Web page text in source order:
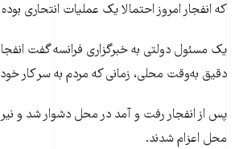
که انفجار امروز احتمالا يک عمليات انتحاری
دقيق به‌وقت محلی، زمانی که مردم به سر کار
پس از انفجار رفت‌ و آمد در محل دشوار شد و
محل اعزام شدند.